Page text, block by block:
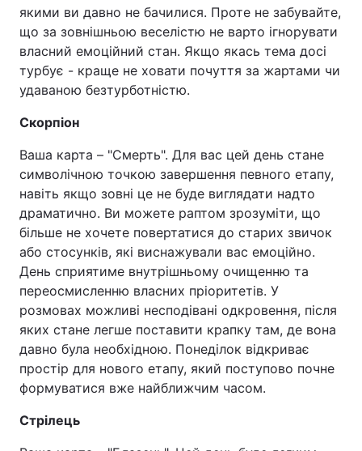
якими ви давно не бачилися. Проте не забувайте,
що за зовнішньою веселістю не варто ігнорувати
власний емоційний стан. Якщо якась тема досі
турбує - краще не ховати почуття за жартами чи
удаваною безтурботністю.
Скорпіон
Ваша карта – "Смерть". Для вас цей день стане
символічною точкою завершення певного етапу,
навіть якщо зовні це не буде виглядати надто
драматично. Ви можете раптом зрозуміти, що
більше не хочете повертатися до старих звичок
або стосунків, які виснажували вас емоційно.
День сприятиме внутрішньому очищенню та
переосмисленню власних пріоритетів. У
розмовах можливі несподівані одкровення, після
яких стане легше поставити крапку там, де вона
давно була необхідною. Понеділок відкриває
простір для нового етапу, який поступово почне
формуватися вже найближчим часом.
Стрілець